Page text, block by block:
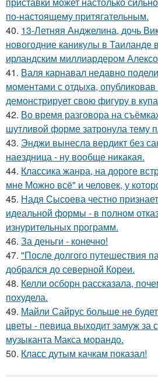
по-настоящему притягательным.
40. 13-Летняя Анджелина, дочь
новогодние каникулы в Таиланде
ирландским миллиардером
41. Валя карнавал недавно
моментами с отдыха,
демонстрирует свою фигуру в
42. Во время разговора на
шутливой форме затронула тему
43. Энджи вынесла вердикт без
наездница - ну вообще никакая.
44. Классика жанра, на дороге
мне Можно всё" и человек, у
45. Надя Сысоева честно
идеальной формы - в полном
изнурительных программ.
46. За деньги - конечно!
47. "После долгого путешествия
добрался до северной Кореи.
48. Келли осборн рассказала,
похудела.
49. Майли Сайрус больше не
цветы - певица выходит замуж за
музыканта Макса морандо.
50. Класс дутым качкам показал!